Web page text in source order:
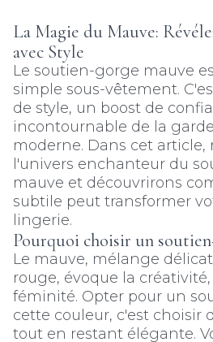
La Magie du Mauve:
avec Style
Le soutien-gorge mauve
simple sous-vêtement.
de style, un boost de
incontournable de la
moderne. Dans cet article,
l'univers enchanteur du
mauve et découvrirons
subtile peut transformer
lingerie.
Pourquoi choisir un
Le mauve, mélange
rouge, évoque la
féminité. Opter pour un
cette couleur, c'est choisir
tout en restant élégante.